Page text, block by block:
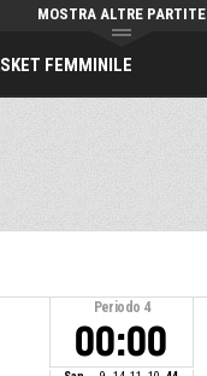
FEMMINILE
MOSTRA ALTRE PARTITE
Periodo 4
00:00